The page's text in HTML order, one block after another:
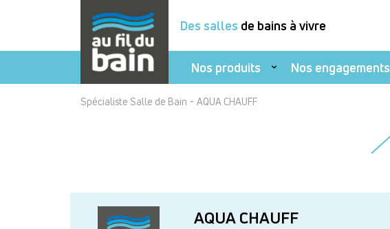
Des salles de bains à vivre
Nos produits Nos engagements
Spécialiste Salle de Bain - AQUA CHAUFF
AQUA CHAUFF